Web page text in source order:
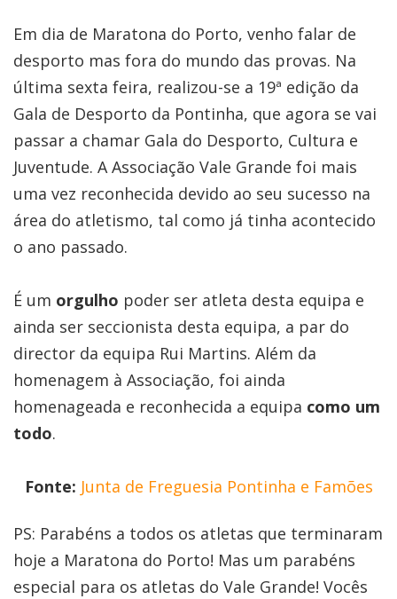
Em dia de Maratona do Porto, venho falar de
desporto mas fora do mundo das provas. Na
última sexta feira, realizou-se a 19ª edição da
Gala de Desporto da Pontinha, que agora se vai
passar a chamar Gala do Desporto, Cultura e
Juventude. A Associação Vale Grande foi mais
uma vez reconhecida devido ao seu sucesso na
área do atletismo, tal como já tinha acontecido
o ano passado.
É um orgulho poder ser atleta desta equipa e
ainda ser seccionista desta equipa, a par do
director da equipa Rui Martins. Além da
homenagem à Associação, foi ainda
homenageada e reconhecida a equipa como um
todo.
Fonte: Junta de Freguesia Pontinha e Famões
PS: Parabéns a todos os atletas que terminaram
hoje a Maratona do Porto! Mas um parabéns
especial para os atletas do Vale Grande! Vocês